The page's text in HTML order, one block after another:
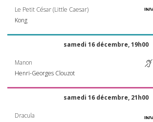
Le Petit César (Little Caesar)
Kong
samedi 16 décembre, 19h00
Manon
Henri-Georges Clouzot
samedi 16 décembre, 21h00
Dracula